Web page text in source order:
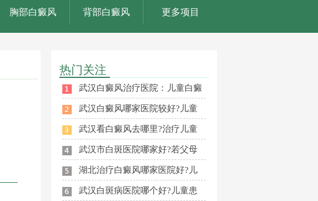
胸部白癜风 背部白癜风 更多项目
热门关注
武汉白癜风治疗医院：儿童白癜
武汉白癜风哪家医院较好?儿童
武汉看白癜风去哪里?治疗儿童
武汉市白斑医院哪家好?若父母
湖北治疗白癜风哪家医院好?儿
武汉白斑病医院哪个好?儿童患